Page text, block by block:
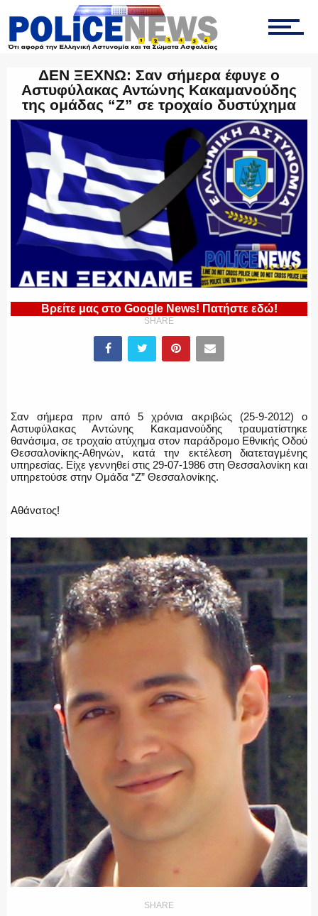
ΤΡΟΧΑΙΑ
ΟΠΚΕ
ΟΜΑΔΑ “Ζ”
ΕΚΑΜ
ΥΑΤ/ΥΜΕΤ
ΠΥΡΟΣΒΕΣΤΙΚΗ
ΛΙΜΕΝΙΚΟ
ΕΝΟΠΛΕΣ ΔΥΝΑΜΕΙΣ
ΕΚΑΒ
ΑΣΤΥΝΟΜΙΚΟ ΡΕΠΟΡΤΑΖ
Η ΦΩΝΗ ΣΟΥ
ΟΠΛΑ/ΕΞΟΠΛΙΣΜΟΣ
ΔΕΝ ΞΕΧΝΩ: Σαν σήμερα έφυγε ο
Αστυφύλακας Αντώνης Κακαμανούδης
της ομάδας “Ζ” σε τροχαίο δυστύχημα
Βρείτε μας στο Google News! Πατήστε εδώ!
SHARE
Σαν σήμερα πριν από 5 χρόνια ακριβώς (25-9-2012) ο
Αστυφύλακας Αντώνης Κακαμανούδης τραυματίστηκε
θανάσιμα, σε τροχαίο ατύχημα στον παράδρομο Εθνικής Οδού
Θεσσαλονίκης-Αθηνών, κατά την εκτέλεση διατεταγμένης
υπηρεσίας. Είχε γεννηθεί στις 29-07-1986 στη Θεσσαλονίκη και
υπηρετούσε στην Ομάδα “Ζ” Θεσσαλονίκης.
Αθάνατος!
SHARE